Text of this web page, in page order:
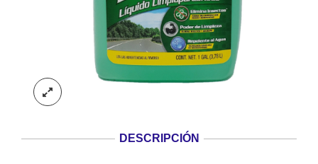
DESCRIPCIÓN